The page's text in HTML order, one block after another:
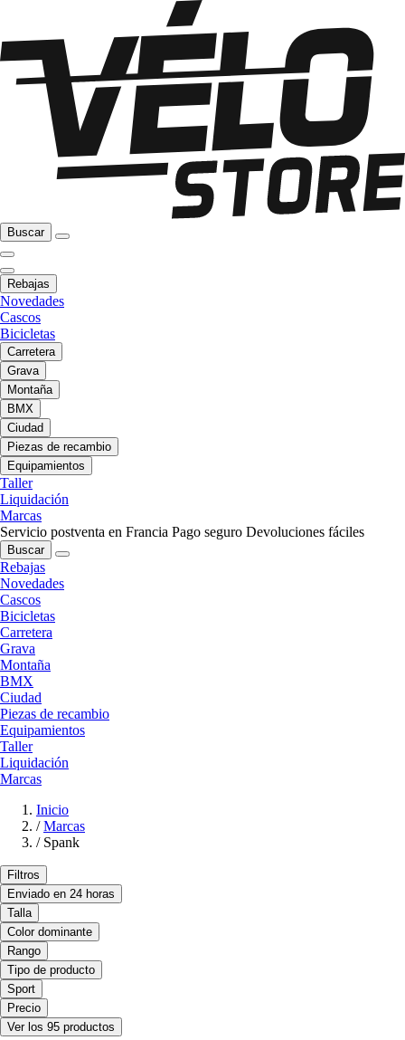
Buscar
Rebajas
Novedades
Cascos
Bicicletas
Carretera
Grava
Montaña
BMX
Ciudad
Piezas de recambio
Equipamientos
Taller
Liquidación
Marcas
Servicio postventa en Francia Pago seguro Devoluciones fáciles
Buscar
Rebajas
Novedades
Cascos
Bicicletas
Carretera
Grava
Montaña
BMX
Ciudad
Piezas de recambio
Equipamientos
Taller
Liquidación
Marcas
Inicio
/ Marcas
/ Spank
Filtros
Enviado en 24 horas
Talla
Color dominante
Rango
Tipo de producto
Sport
Precio
Ver los 95 productos